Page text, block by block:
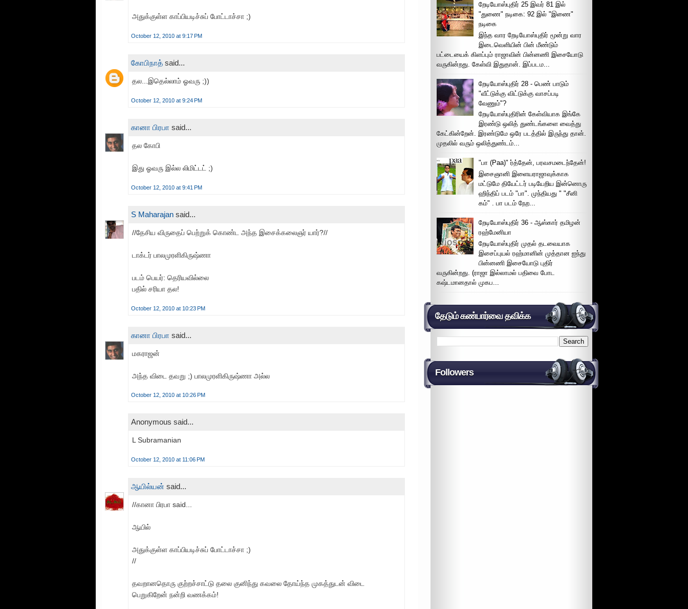
அதுக்குள்ள காப்பியடிச்சுப் போட்டாச்சா ;)
October 12, 2010 at 9:17 PM
கோபிநாத் said...
தல...இதெல்லாம் ஓவரு ;))
October 12, 2010 at 9:24 PM
கானா பிரபா said...
தல கோபி
இது ஓவரு இல்ல லிமிட்டட் ;)
October 12, 2010 at 9:41 PM
S Maharajan said...
//தேசிய விருதைப் பெற்றுக் கொண்ட அந்த இசைக்கலைஞர் யார்?//
டாக்டர் பாலமுரளிகிருஷ்ணா
படம் பெயர்: தெரியவில்லை
பதில் சரியா தல!
October 12, 2010 at 10:23 PM
கானா பிரபா said...
மகராஜன்
அந்த விடை தவறு ;) பாலமுரளிகிருஷ்ணா அல்ல
October 12, 2010 at 10:26 PM
Anonymous said...
L Subramanian
October 12, 2010 at 11:06 PM
ஆயில்யன் said...
//கானா பிரபா said...
ஆயில்
அதுக்குள்ள காப்பியடிச்சுப் போட்டாச்சா ;)
//
தவறானதொரு குற்றச்சாட்டு தலை குனிந்து கவலை தோய்ந்த முகத்துடன் விடை
பெறுகிறேன் நன்றி வணக்கம்!
றேடியோஸ்புதிர் 25 இவர் 81 இல்
"துணை" நடிகை: 92 இல் "இணை"
நடிகை
இந்த வார றேடியோஸ்புதிர் மூன்று வார
இடைவெளியின் பின் மீண்டும்
பட்டையைக் கிளப்பும் ராஜாவின் பின்னணி இசையோடு
வருகின்றது. கேள்வி இதுதான். இப்படம...
றேடியோஸ்புதிர் 28 - பெண் பாடும்
"வீட்டுக்கு விட்டுக்கு வாசப்படி
வேணும்"?
றேடியோஸ்புதிரின் கேள்வியாக இங்கே
இரண்டு ஒலித் துண்டங்களை வைத்து
கேட்கின்றேன். இரண்டுமே ஒரே படத்தில் இருந்து தான்.
முதலில் வரும் ஒலித்துண்டம்...
"பா (Paa)" ர்த்தேன், பரவசமடைந்தேன்!
இசைஞானி இளையராஜாவுக்காக
மட்டுமே தியேட்டர் படியேறிய இன்னொரு
ஹிந்திப் படம் "பா". முந்தியது " "சீனி
கம்" . பா படம் நேற...
றேடியோஸ்புதிர் 36 - ஆஸ்கார் தமிழன்
ரஹ்மேனியா
றேடியோஸ்புதிர் முதல் தடவையாக
இசைப்புயல் ரஹ்மானின் முத்தான ஐந்து
பின்னணி இசையோடு புதிர்
வருகின்றது. (ராஜா இல்லாமல் பதிவை போட
கஷ்டமானதால் முகப...
தேடும் கண்பார்வை தவிக்க
Followers